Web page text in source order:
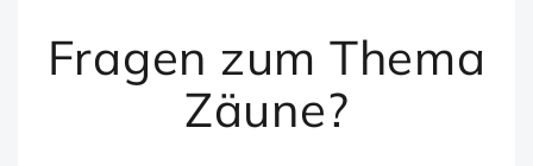
Fragen zum Thema
Zäune?